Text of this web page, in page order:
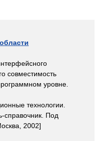
совместимость
уровне.
технологии.
справочник. Под
2002]